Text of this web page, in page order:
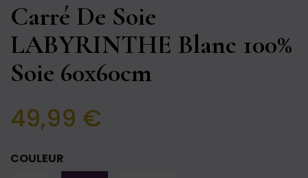
Carré De Soie
LABYRINTHE Blanc 100%
Soie 60x60cm
49,99 €
COULEUR